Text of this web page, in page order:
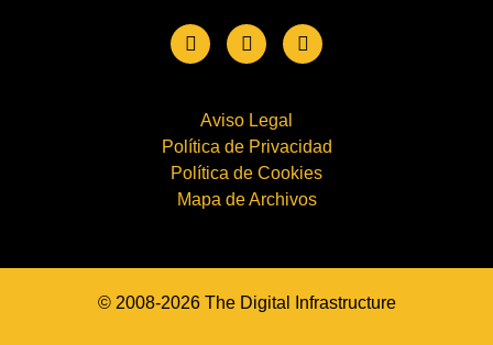
Aviso Legal
Política de Privacidad
Política de Cookies
Mapa de Archivos
© 2008-2026 The Digital Infrastructure